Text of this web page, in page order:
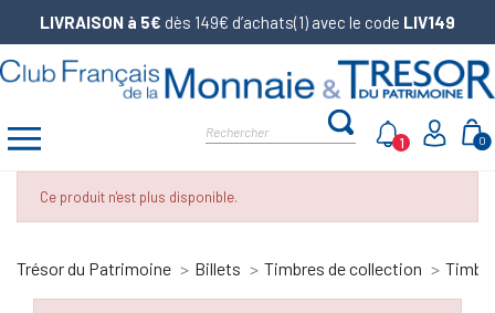
LIVRAISON à 5€ dès 149€ d’achats(1) avec le code LIV149
0
1
Ce produit n'est plus disponible.
Trésor du Patrimoine Billets Timbres de collection